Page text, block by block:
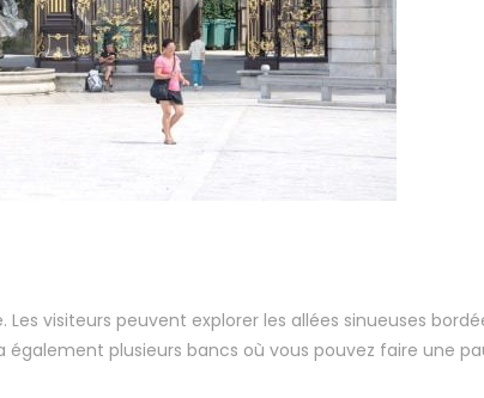
visiteurs peuvent explorer les allées sinueuses
plusieurs bancs où vous pouvez faire une